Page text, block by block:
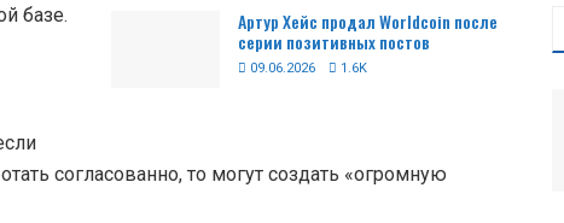
Артур Хейс продал Worldcoin после
серии позитивных постов
09.06.2026 1.6K
базе.
согласованно, то могут создать «огромную